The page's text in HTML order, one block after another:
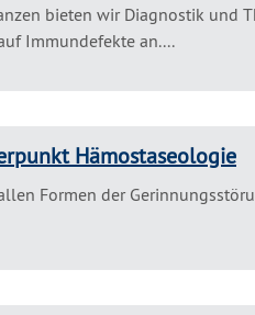
bieten wir Diagnostik und
Immundefekte an....
Hämostaseologie
Formen der